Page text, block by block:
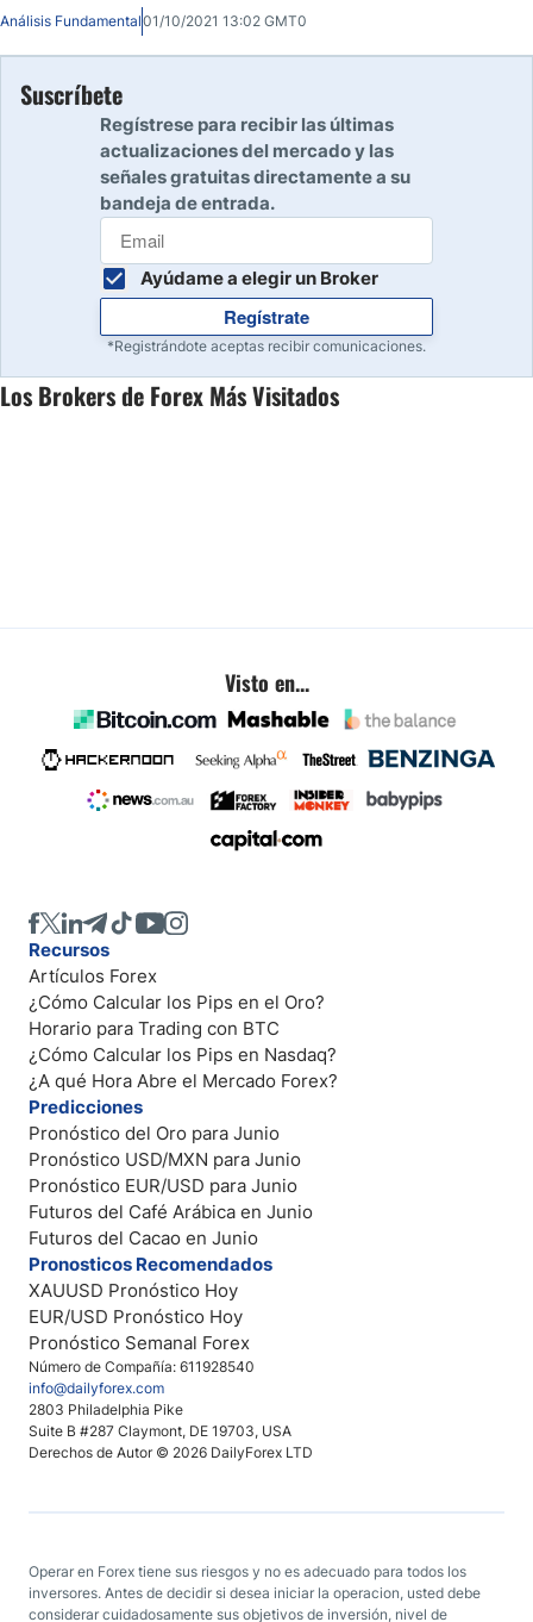
Análisis Fundamental01/10/2021 13:02 GMT0
Suscríbete
Regístrese para recibir las últimas
actualizaciones del mercado y las
señales gratuitas directamente a su
bandeja de entrada.
Ayúdame a elegir un Broker
Regístrate
*Registrándote aceptas recibir comunicaciones.
Los Brokers de Forex Más Visitados
Visto en...
Número de Compañía: 611928540
info@dailyforex.com
2803 Philadelphia Pike
Suite B #287 Claymont, DE 19703, USA
Derechos de Autor © 2026 DailyForex LTD
Recursos
Artículos Forex
¿Cómo Calcular los Pips en el Oro?
Horario para Trading con BTC
¿Cómo Calcular los Pips en Nasdaq?
¿A qué Hora Abre el Mercado Forex?
Predicciones
Pronóstico del Oro para Junio
Pronóstico USD/MXN para Junio
Pronóstico EUR/USD para Junio
Futuros del Café Arábica en Junio
Futuros del Cacao en Junio
Pronosticos Recomendados
XAUUSD Pronóstico Hoy
EUR/USD Pronóstico Hoy
Pronóstico Semanal Forex
Operar en Forex tiene sus riesgos y no es adecuado para todos los
inversores. Antes de decidir si desea iniciar la operacion, usted debe
considerar cuidadosamente sus objetivos de inversión, nivel de